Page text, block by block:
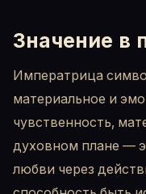
Значение в
Императрица
материальное и
чувственность,
духовном плане —
любви через